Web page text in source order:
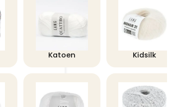
Katoen Kidsilk